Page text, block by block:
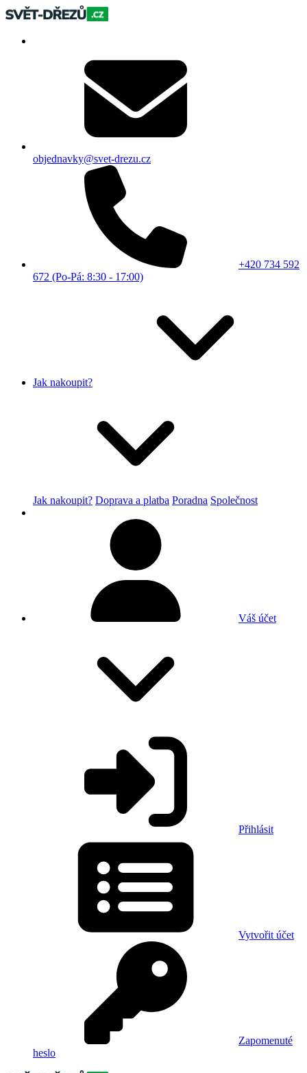
objednavky@svet-drezu.cz
+420 734 592
672 (Po-Pá: 8:30 - 17:00)
Jak nakoupit?
Jak nakoupit? Doprava a platba Poradna Společnost
Váš účet
Přihlásit
Vytvořit účet
Zapomenuté
heslo